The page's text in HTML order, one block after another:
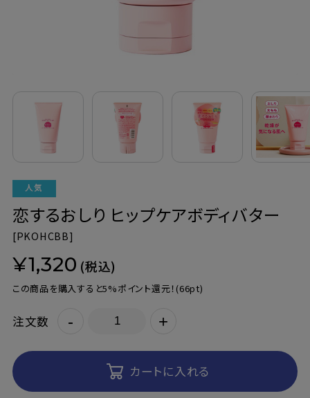
ご利用案内
よくあるご質問
会員登録でお得
NEWS一覧
利用規約
恋するおしり ヒップケアボディバター
[PKOHCBB]
¥1,320 (税込)
この商品を購入すると5%ポイント還元！ (66pt)
注文数 - +
カートに入れる